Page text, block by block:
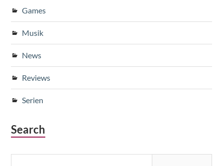
Games
Musik
News
Reviews
Serien
Search